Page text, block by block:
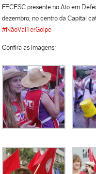
FECESC presente no Ato em
dezembro, no centro da Capital
‪#‎NãoVaiTerGolpe‬
Confira as imagens: